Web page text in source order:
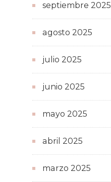
septiembre 2025
agosto 2025
julio 2025
junio 2025
mayo 2025
abril 2025
marzo 2025